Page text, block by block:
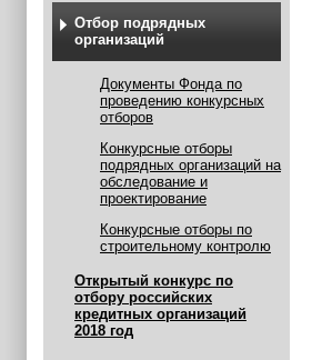
Отбор подрядных
организаций
Документы Фонда по
проведению конкурсных
отборов
Конкурсные отборы
подрядных организаций на
обследование и
проектирование
Конкурсные отборы по
строительному контролю
Открытый конкурс по
отбору российских
кредитных организаций
2018 год